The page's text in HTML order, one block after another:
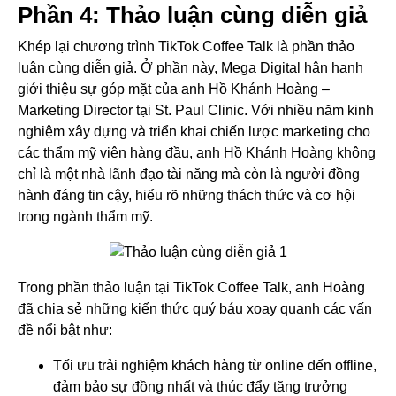
Phần 4: Thảo luận cùng diễn giả
Khép lại chương trình TikTok Coffee Talk là phần thảo
luận cùng diễn giả. Ở phần này, Mega Digital hân hạnh
giới thiệu sự góp mặt của anh Hồ Khánh Hoàng –
Marketing Director tại St. Paul Clinic. Với nhiều năm kinh
nghiệm xây dựng và triển khai chiến lược marketing cho
các thẩm mỹ viện hàng đầu, anh Hồ Khánh Hoàng không
chỉ là một nhà lãnh đạo tài năng mà còn là người đồng
hành đáng tin cậy, hiểu rõ những thách thức và cơ hội
trong ngành thẩm mỹ.
Trong phần thảo luận tại TikTok Coffee Talk, anh Hoàng
đã chia sẻ những kiến thức quý báu xoay quanh các vấn
đề nổi bật như:
Tối ưu trải nghiệm khách hàng từ online đến offline,
đảm bảo sự đồng nhất và thúc đẩy tăng trưởng